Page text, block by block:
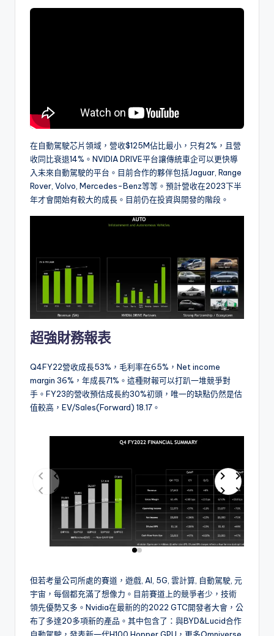
在自動駕駛芯片領域，營收$125M佔比最小，只有2%，且營
收同比衰退14%。NVIDIA DRIVE平台讓傳統車企可以更快導
入未來自動駕駛的平台。目前合作的夥伴包括Jaguar, Range
Rover, Volvo, Mercedes-Benz等等。預計營收在2023下半
年才會開始有較大的成長。目前仍在投資與開發的階段。
超強財務報表
Q4FY22營收成長53%，毛利率在65%，Net income
margin 36%，年成長71%。這種財報可以打趴一堆競爭對
手。FY23的營收預估成長約30%初頭，唯一的缺點仍然是估
值較高，EV/Sales(Forward) 18.17。
但若考量公司所處的賽道，遊戲, AI, 5G, 雲計算, 自動駕駛, 元
宇宙，每個都充滿了想像力。目前賽道上的競爭者少，技術
領先優勢又多。Nvidia在最新的的2022 GTC開發者大會，公
布了多達20多項新的產品。其中包含了：與BYD&Lucid合作
自動駕駛，發表新一代H100 Hopper GPU，更多Omniverse